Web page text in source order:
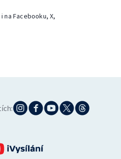
Facebooku, X,